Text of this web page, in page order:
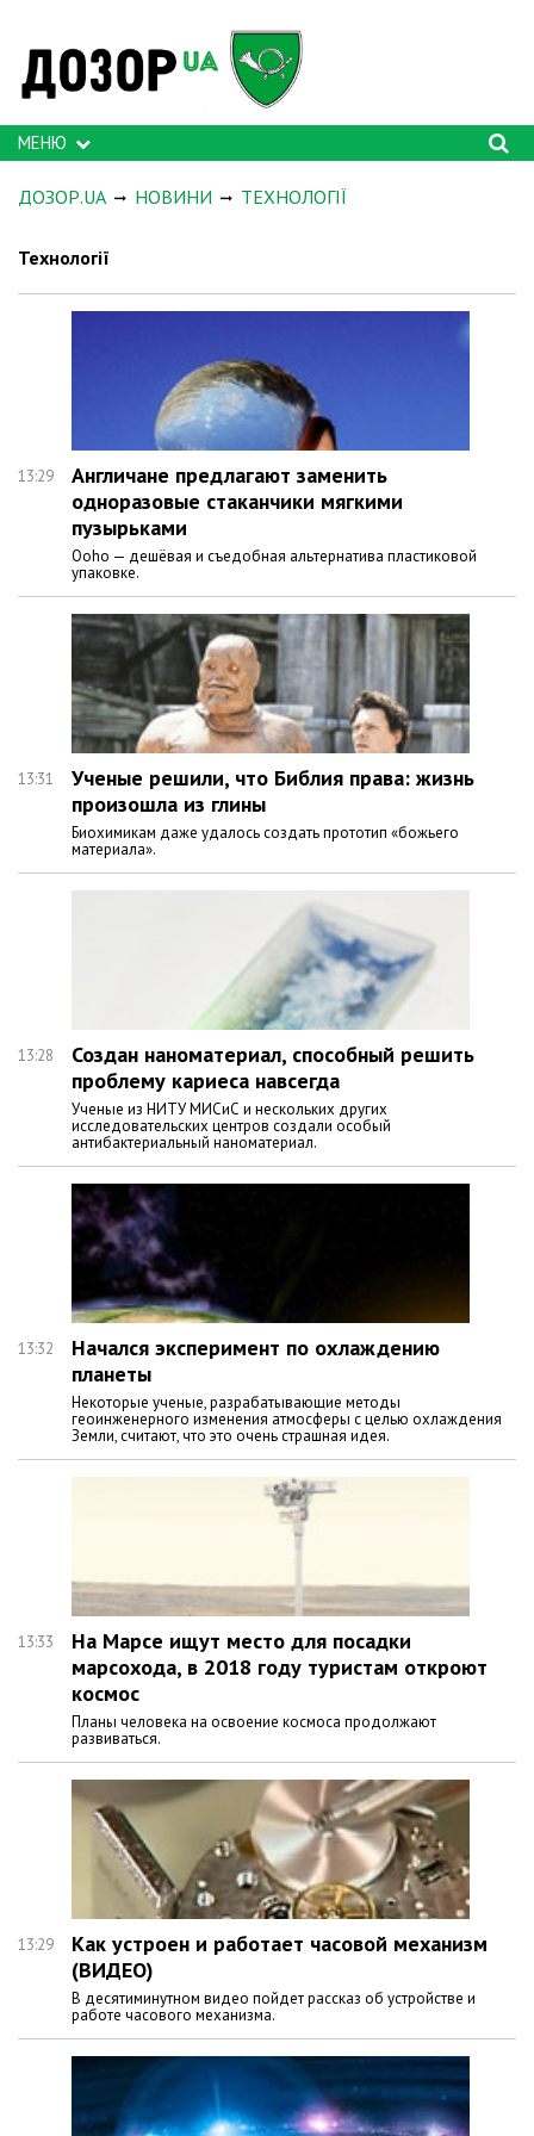
МЕНЮ
ДОЗОР.UA НОВИНИ ТЕХНОЛОГІЇ
Технології
13:29
Англичане предлагают заменить
одноразовые стаканчики мягкими
пузырьками
Ooho — дешёвая и съедобная альтернатива пластиковой
упаковке.
13:31
Ученые решили, что Библия права: жизнь
произошла из глины
Биохимикам даже удалось создать прототип «божьего
материала».
13:28
Создан наноматериал, способный решить
проблему кариеса навсегда
Ученые из НИТУ МИСиС и нескольких других
исследовательских центров создали особый
антибактериальный наноматериал.
13:32
Начался эксперимент по охлаждению
планеты
Некоторые ученые, разрабатывающие методы
геоинженерного изменения атмосферы с целью охлаждения
Земли, считают, что это очень страшная идея.
13:33
На Марсе ищут место для посадки
марсохода, в 2018 году туристам откроют
космос
Планы человека на освоение космоса продолжают
развиваться.
13:29
Как устроен и работает часовой механизм
(ВИДЕО)
В десятиминутном видео пойдет рассказ об устройстве и
работе часового механизма.